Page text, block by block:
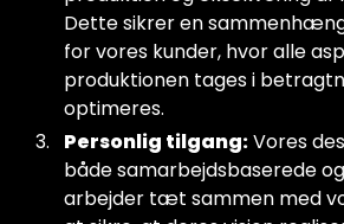
Dette sikrer en
for vores kunder, hvor alle
produktionen tages i
optimeres.
Personlig tilgang:Vores
både samarbejdsbaserede
arbejder tæt sammen med